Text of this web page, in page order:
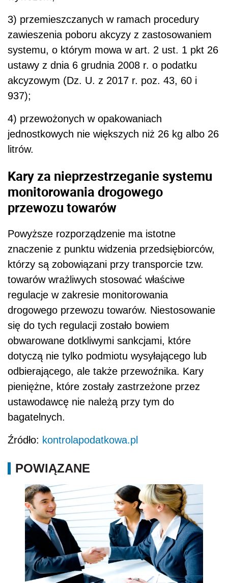
3) przemieszczanych w ramach procedury
zawieszenia poboru akcyzy z zastosowaniem
systemu, o którym mowa w art. 2 ust. 1 pkt 26
ustawy z dnia 6 grudnia 2008 r. o podatku
akcyzowym (Dz. U. z 2017 r. poz. 43, 60 i
937);
4) przewożonych w opakowaniach
jednostkowych nie większych niż 26 kg albo 26
litrów.
Kary za nieprzestrzeganie systemu
monitorowania drogowego
przewozu towarów
Powyższe rozporządzenie ma istotne
znaczenie z punktu widzenia przedsiębiorców,
którzy są zobowiązani przy transporcie tzw.
towarów wrażliwych stosować właściwe
regulacje w zakresie monitorowania
drogowego przewozu towarów. Niestosowanie
się do tych regulacji zostało bowiem
obwarowane dotkliwymi sankcjami, które
dotyczą nie tylko podmiotu wysyłającego lub
odbierającego, ale także przewoźnika. Kary
pieniężne, które zostały zastrzeżone przez
ustawodawcę nie należą przy tym do
bagatelnych.
Źródło: kontrolapodatkowa.pl
POWIĄZANE